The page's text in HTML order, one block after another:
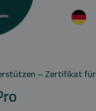
– Zertifikat für